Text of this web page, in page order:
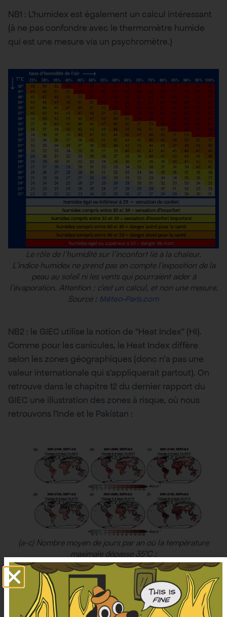
NB1 : L’humidex est également un calcul intéressant
(à ne pas confondre avec le thermomètre humide
qui est une mesure via un psychromètre.)
Le rôle de l’humidité sur l’inconfort lié à la chaleur.
L’indice humidex ne prend pas en compte l’exposition de la
peau au soleil ni les vents qui pourraient aider à
l’évaporation. Attention : c’est un calcul, et non une mesure.
Source : Méteo-Paris.com
NB2 : le GIEC utilise la notion de “Heat Index” (HI).
Comme pour les canicules, le Heat Index diffère
selon les zones géographiques (donc n’a pas une
valeur internationale qui s’appliquerait partout). On
retrouve dans le chapitre 12 du dernier rapport du
GIEC une illustration des zones à risque, où nous
retrouvons l’Inde et le Pakistan :
(a-c) Nombre moyen de jours par an où la température
maximale dépasse 35°C ;
(d-f) Nombre moyen de jours par an où l’indice de chaleur
NOAA(HI) dépasse 41°C.
Source : Chapitre 12, AR6 WG1